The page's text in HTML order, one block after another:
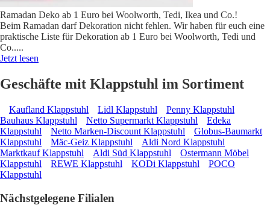
Ramadan Deko ab 1 Euro bei Woolworth, Tedi, Ikea und Co.!
Beim Ramadan darf Dekoration nicht fehlen. Wir haben für euch eine
praktische Liste für Dekoration ab 1 Euro bei Woolworth, Tedi und
Co.....
Jetzt lesen
Geschäfte mit Klappstuhl im Sortiment
Kaufland Klappstuhl Lidl Klappstuhl
Penny Klappstuhl
Bauhaus Klappstuhl
Netto Supermarkt Klappstuhl
Edeka
Klappstuhl
Netto Marken-Discount Klappstuhl
Globus-Baumarkt
Klappstuhl
Mäc-Geiz Klappstuhl
Aldi Nord Klappstuhl
Marktkauf Klappstuhl
Aldi Süd Klappstuhl
Ostermann Möbel
Klappstuhl
REWE Klappstuhl KODi Klappstuhl
POCO
Klappstuhl
Nächstgelegene Filialen